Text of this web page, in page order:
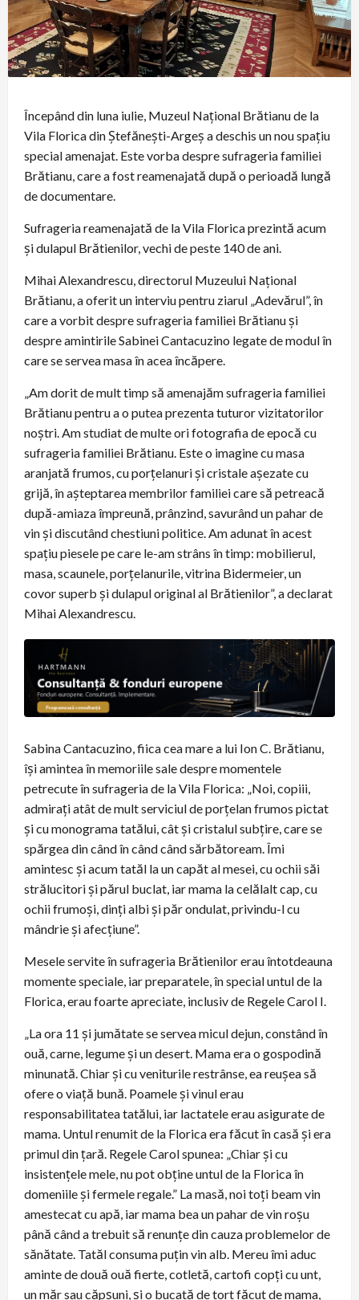
Începând din luna iulie, Muzeul Național Brătianu de la
Vila Florica din Ștefănești-Argeș a deschis un nou spațiu
special amenajat. Este vorba despre sufrageria familiei
Brătianu, care a fost reamenajată după o perioadă lungă
de documentare.
Sufrageria reamenajată de la Vila Florica prezintă acum
și dulapul Brătienilor, vechi de peste 140 de ani.
Mihai Alexandrescu, directorul Muzeului Național
Brătianu, a oferit un interviu pentru ziarul „Adevărul”, în
care a vorbit despre sufrageria familiei Brătianu și
despre amintirile Sabinei Cantacuzino legate de modul în
care se servea masa în acea încăpere.
„Am dorit de mult timp să amenajăm sufrageria familiei
Brătianu pentru a o putea prezenta tuturor vizitatorilor
noștri. Am studiat de multe ori fotografia de epocă cu
sufrageria familiei Brătianu. Este o imagine cu masa
aranjată frumos, cu porțelanuri și cristale așezate cu
grijă, în așteptarea membrilor familiei care să petreacă
după-amiaza împreună, prânzind, savurând un pahar de
vin și discutând chestiuni politice. Am adunat în acest
spațiu piesele pe care le-am strâns în timp: mobilierul,
masa, scaunele, porțelanurile, vitrina Bidermeier, un
covor superb și dulapul original al Brătienilor”, a declarat
Mihai Alexandrescu.
Sabina Cantacuzino, fiica cea mare a lui Ion C. Brătianu,
își amintea în memoriile sale despre momentele
petrecute în sufrageria de la Vila Florica: „Noi, copiii,
admirați atât de mult serviciul de porțelan frumos pictat
și cu monograma tatălui, cât și cristalul subțire, care se
spărgea din când în când când sărbătoream. Îmi
amintesc și acum tatăl la un capăt al mesei, cu ochii săi
strălucitori și părul buclat, iar mama la celălalt cap, cu
ochii frumoși, dinți albi și păr ondulat, privindu-l cu
mândrie și afecțiune”.
Mesele servite în sufrageria Brătienilor erau întotdeauna
momente speciale, iar preparatele, în special untul de la
Florica, erau foarte apreciate, inclusiv de Regele Carol I.
„La ora 11 și jumătate se servea micul dejun, constând în
ouă, carne, legume și un desert. Mama era o gospodină
minunată. Chiar și cu veniturile restrânse, ea reușea să
ofere o viață bună. Poamele și vinul erau
responsabilitatea tatălui, iar lactatele erau asigurate de
mama. Untul renumit de la Florica era făcut în casă și era
primul din țară. Regele Carol spunea: „Chiar și cu
insistențele mele, nu pot obține untul de la Florica în
domeniile și fermele regale.” La masă, noi toți beam vin
amestecat cu apă, iar mama bea un pahar de vin roșu
până când a trebuit să renunțe din cauza problemelor de
sănătate. Tatăl consuma puțin vin alb. Mereu îmi aduc
aminte de două ouă fierte, cotletă, cartofi copți cu unt,
un măr sau căpșuni, și o bucată de tort făcut de mama,